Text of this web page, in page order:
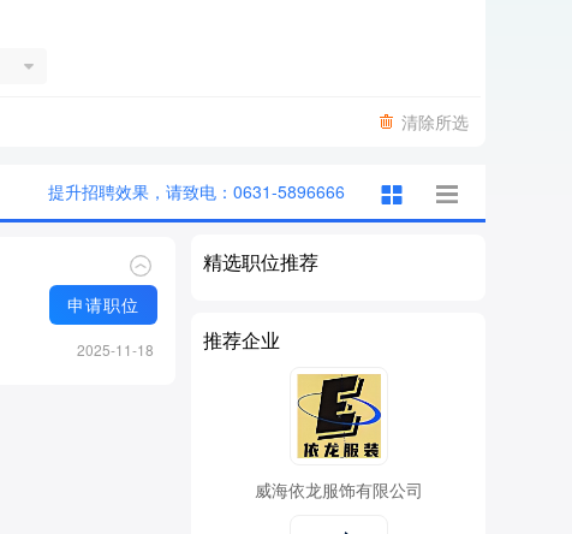
清除所选
提升招聘效果，请致电：0631-5896666
申请职位
2025-11-18
精选职位推荐
推荐企业
威海依龙服饰有限公司